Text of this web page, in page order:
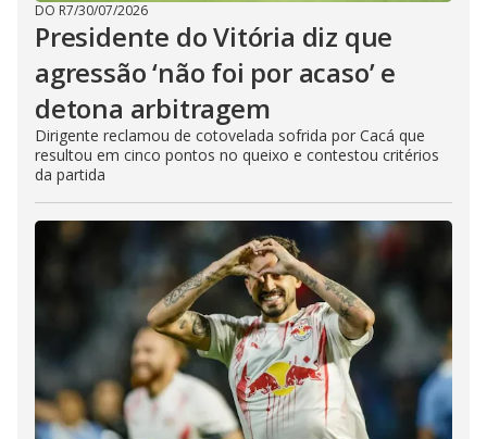
DO R7/30/07/2026
Presidente do Vitória diz que
agressão ‘não foi por acaso’ e
detona arbitragem
Dirigente reclamou de cotovelada sofrida por Cacá que
resultou em cinco pontos no queixo e contestou critérios
da partida